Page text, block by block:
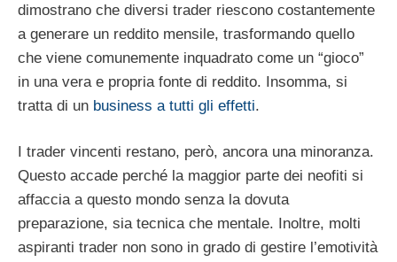
dimostrano che diversi trader riescono costantemente
a generare un reddito mensile, trasformando quello
che viene comunemente inquadrato come un “gioco”
in una vera e propria fonte di reddito. Insomma, si
tratta di un business a tutti gli effetti.
I trader vincenti restano, però, ancora una minoranza.
Questo accade perché la maggior parte dei neofiti si
affaccia a questo mondo senza la dovuta
preparazione, sia tecnica che mentale. Inoltre, molti
aspiranti trader non sono in grado di gestire l’emotività